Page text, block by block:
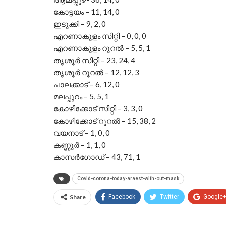
കോട്ടയം – 11, 14, 0
ഇടുക്കി – 9, 2, 0
എറണാകുളം സിറ്റി – 0, 0, 0
എറണാകുളം റൂറല് – 5, 5, 1
തൃശൂര് സിറ്റി – 23, 24, 4
തൃശൂര് റൂറല് – 12, 12, 3
പാലക്കാട് – 6, 12, 0
മലപ്പുറം – 5, 5, 1
കോഴിക്കോട് സിറ്റി – 3, 3, 0
കോഴിക്കോട് റൂറല് – 15, 38, 2
വയനാട് – 1, 0, 0
കണ്ണൂര് – 1, 1, 0
കാസര്ഗോഡ് – 43, 71, 1
Covid-corona-today-araest-with-out-mask
Share Facebook Twitter Google+